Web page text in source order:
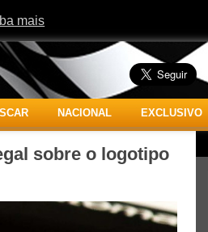
mais
NACIONAL EXCLUSIVO
sobre o logotipo